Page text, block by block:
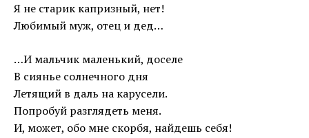
Я не старик капризный, нет!
Любимый муж, отец и дед…
…И мальчик маленький, доселе
В сиянье солнечного дня
Летящий в даль на карусели.
Попробуй разглядеть меня.
И, может, обо мне скорбя, найдешь себя!